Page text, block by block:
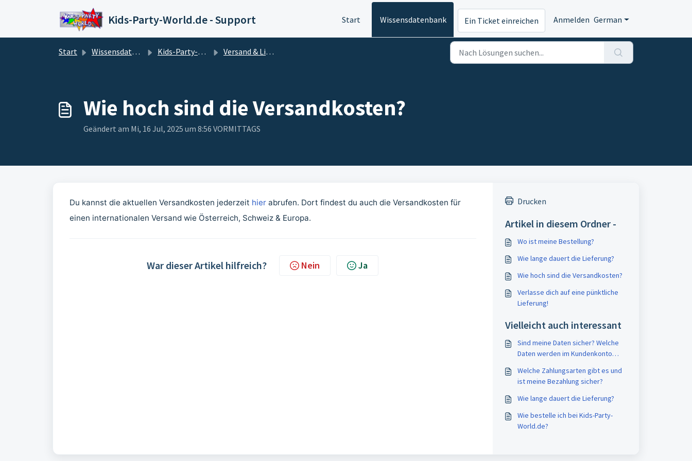
Kids-Party-World.de - Support Start Wissensdatenbank Ein Ticket einreichen Anmelden German
Start Wissensdatenbank Kids-Party-World.de - Hilfsportal Versand & Lieferung
Wie hoch sind die Versandkosten?
Geändert am Mi, 16 Jul, 2025 um 8:56 VORMITTAGS
Du kannst die aktuellen Versandkosten jederzeit hier abrufen. Dort findest du auch die Versandkosten für
einen internationalen Versand wie Österreich, Schweiz & Europa.
War dieser Artikel hilfreich? Nein Ja
Drucken
Artikel in diesem Ordner -
Wo ist meine Bestellung?
Wie lange dauert die Lieferung?
Wie hoch sind die Versandkosten?
Verlasse dich auf eine pünktliche
Lieferung!
Vielleicht auch interessant
Sind meine Daten sicher? Welche
Daten werden im Kundenkonto
Welche Zahlungsarten gibt es und
ist meine Bezahlung sicher?
Wie lange dauert die Lieferung?
Wie bestelle ich bei Kids-Party-
World.de?